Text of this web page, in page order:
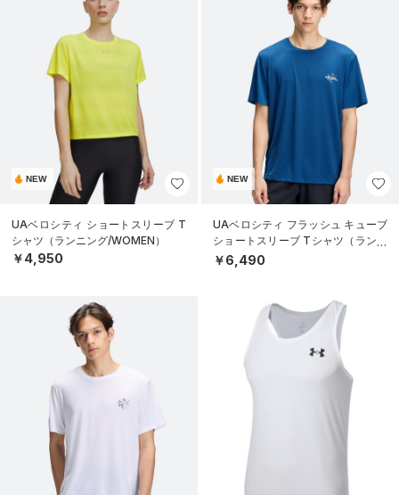
NEW
UAベロシティ ショートスリーブ T
シャツ（ランニング/WOMEN）
￥4,950
NEW
UAベロシティ フラッシュ キューブ
ショートスリーブ Tシャツ（ランニ
ング/MEN）
￥6,490